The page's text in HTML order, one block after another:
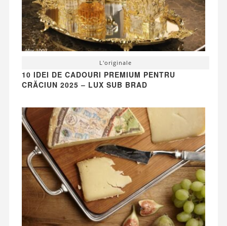
L'originale
10 IDEI DE CADOURI PREMIUM PENTRU
CRĂCIUN 2025 – LUX SUB BRAD